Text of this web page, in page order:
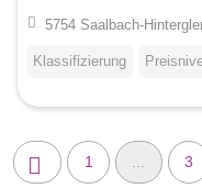
5754 Saalbach-
Klassifizierung
1 3